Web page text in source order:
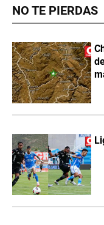
NO TE PIERDAS